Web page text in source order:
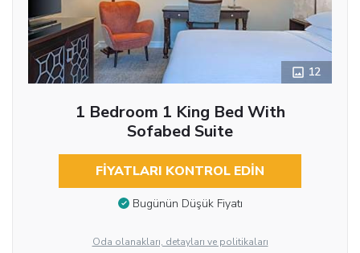
12
1 Bedroom 1 King Bed With
Sofabed Suite
FIYATLARI KONTROL EDIN
Bugünün Düşük Fiyatı
Oda olanakları, detayları ve politikaları